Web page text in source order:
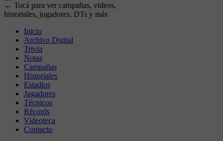
← Tocá para ver campañas, videos,
historiales, jugadores, DTs y más
Inicio
Archivo Digital
Trivia
Notas
Campañas
Historiales
Estadios
Jugadores
Técnicos
Récords
Videoteca
Contacto